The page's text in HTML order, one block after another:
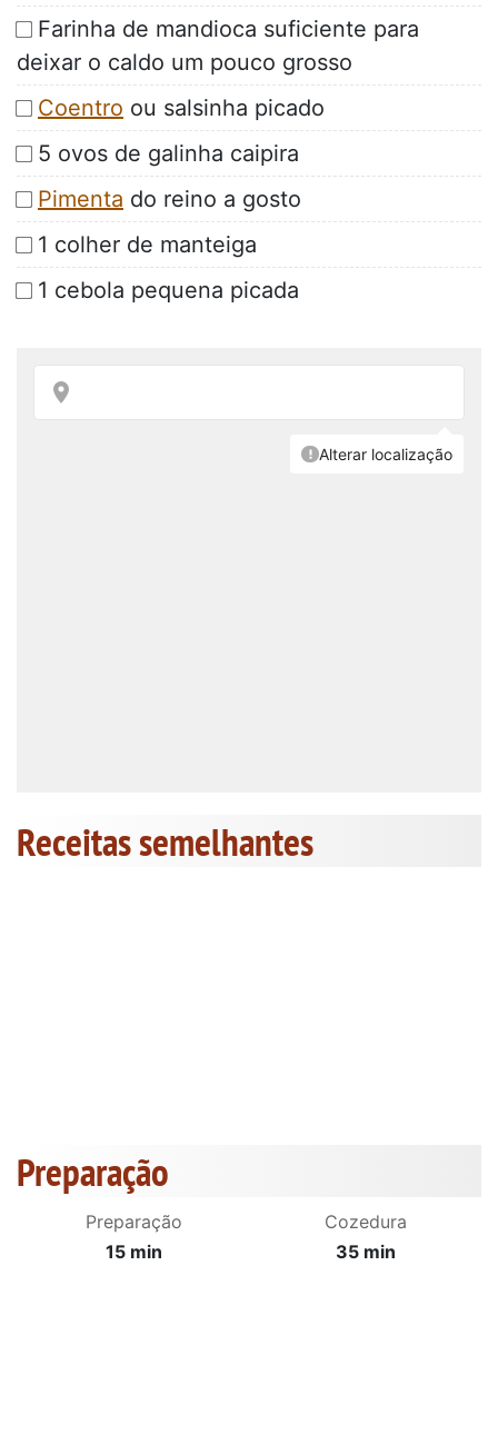
Farinha de mandioca suficiente para
deixar o caldo um pouco grosso
Coentro ou salsinha picado
5 ovos de galinha caipira
Pimenta do reino a gosto
1 colher de manteiga
1 cebola pequena picada
Receitas semelhantes
Preparação
Preparação
15 min
Cozedura
35 min